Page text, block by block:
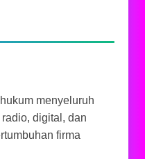
menyeluruh
digital, dan
firma